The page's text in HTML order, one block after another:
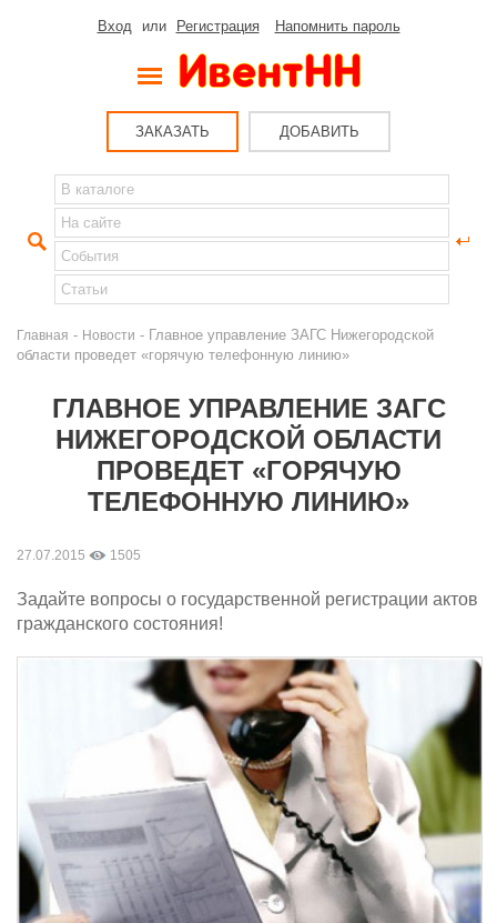
Вход или Регистрация Напомнить пароль
ЗАКАЗАТЬ ДОБАВИТЬ
Главная - Новости - Главное управление ЗАГС Нижегородской
области проведет «горячую телефонную линию»
ГЛАВНОЕ УПРАВЛЕНИЕ ЗАГС
НИЖЕГОРОДСКОЙ ОБЛАСТИ
ПРОВЕДЕТ «ГОРЯЧУЮ
ТЕЛЕФОННУЮ ЛИНИЮ»
27.07.2015 1505
Задайте вопросы о государственной регистрации актов
гражданского состояния!